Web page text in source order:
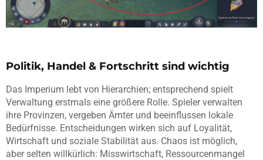
Politik, Handel & Fortschritt sind wichtig
Das Imperium lebt von Hierarchien; entsprechend spielt
Verwaltung erstmals eine größere Rolle. Spieler verwalten
ihre Provinzen, vergeben Ämter und beeinflussen lokale
Bedürfnisse. Entscheidungen wirken sich auf Loyalität,
Wirtschaft und soziale Stabilität aus. Chaos ist möglich,
aber selten willkürlich: Misswirtschaft, Ressourcenmangel